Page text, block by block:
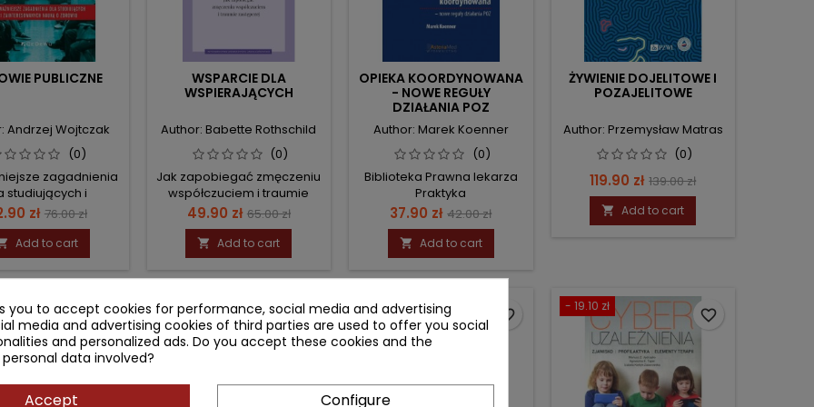
PUBLICZNE
Andrzej Wojtczak
(0)
zagadnienia
studiujących i
nauka o
zdrowiu
zł Regular
price
76.00 zł
Add to cart
WSPARCIE DLA
WSPIERAJĄCYCH
Author: Babette Rothschild
(0)
Jak zapobiegać zmęczeniu
współczuciem i traumie
zastępczej
Price
49.90 zł Regular
price
65.00 zł
 Add to cart
OPIEKA KOORDYNOWANA
- NOWE REGUŁY
DZIAŁANIA POZ
Author: Marek Koenner
(0)
Biblioteka Prawna lekarza
Praktyka
Price
37.90 zł Regular
price
42.00 zł
 Add to cart
ŻYWIENIE DOJELITOWE I
POZAJELITOWE
Author: Przemysław Matras
(0)
Price
119.90 zł Regular
price
139.00 zł
 Add to cart
favorite_border
- 14.10 zł
favorite_border
- 20.10 zł
favorite_border
- 19.10 zł
favorite_border
you to accept cookies for performance, social media and advertising
media and advertising cookies of third parties are used to offer you social
and personalized ads. Do you accept these cookies and the
data involved?
Accept Configure